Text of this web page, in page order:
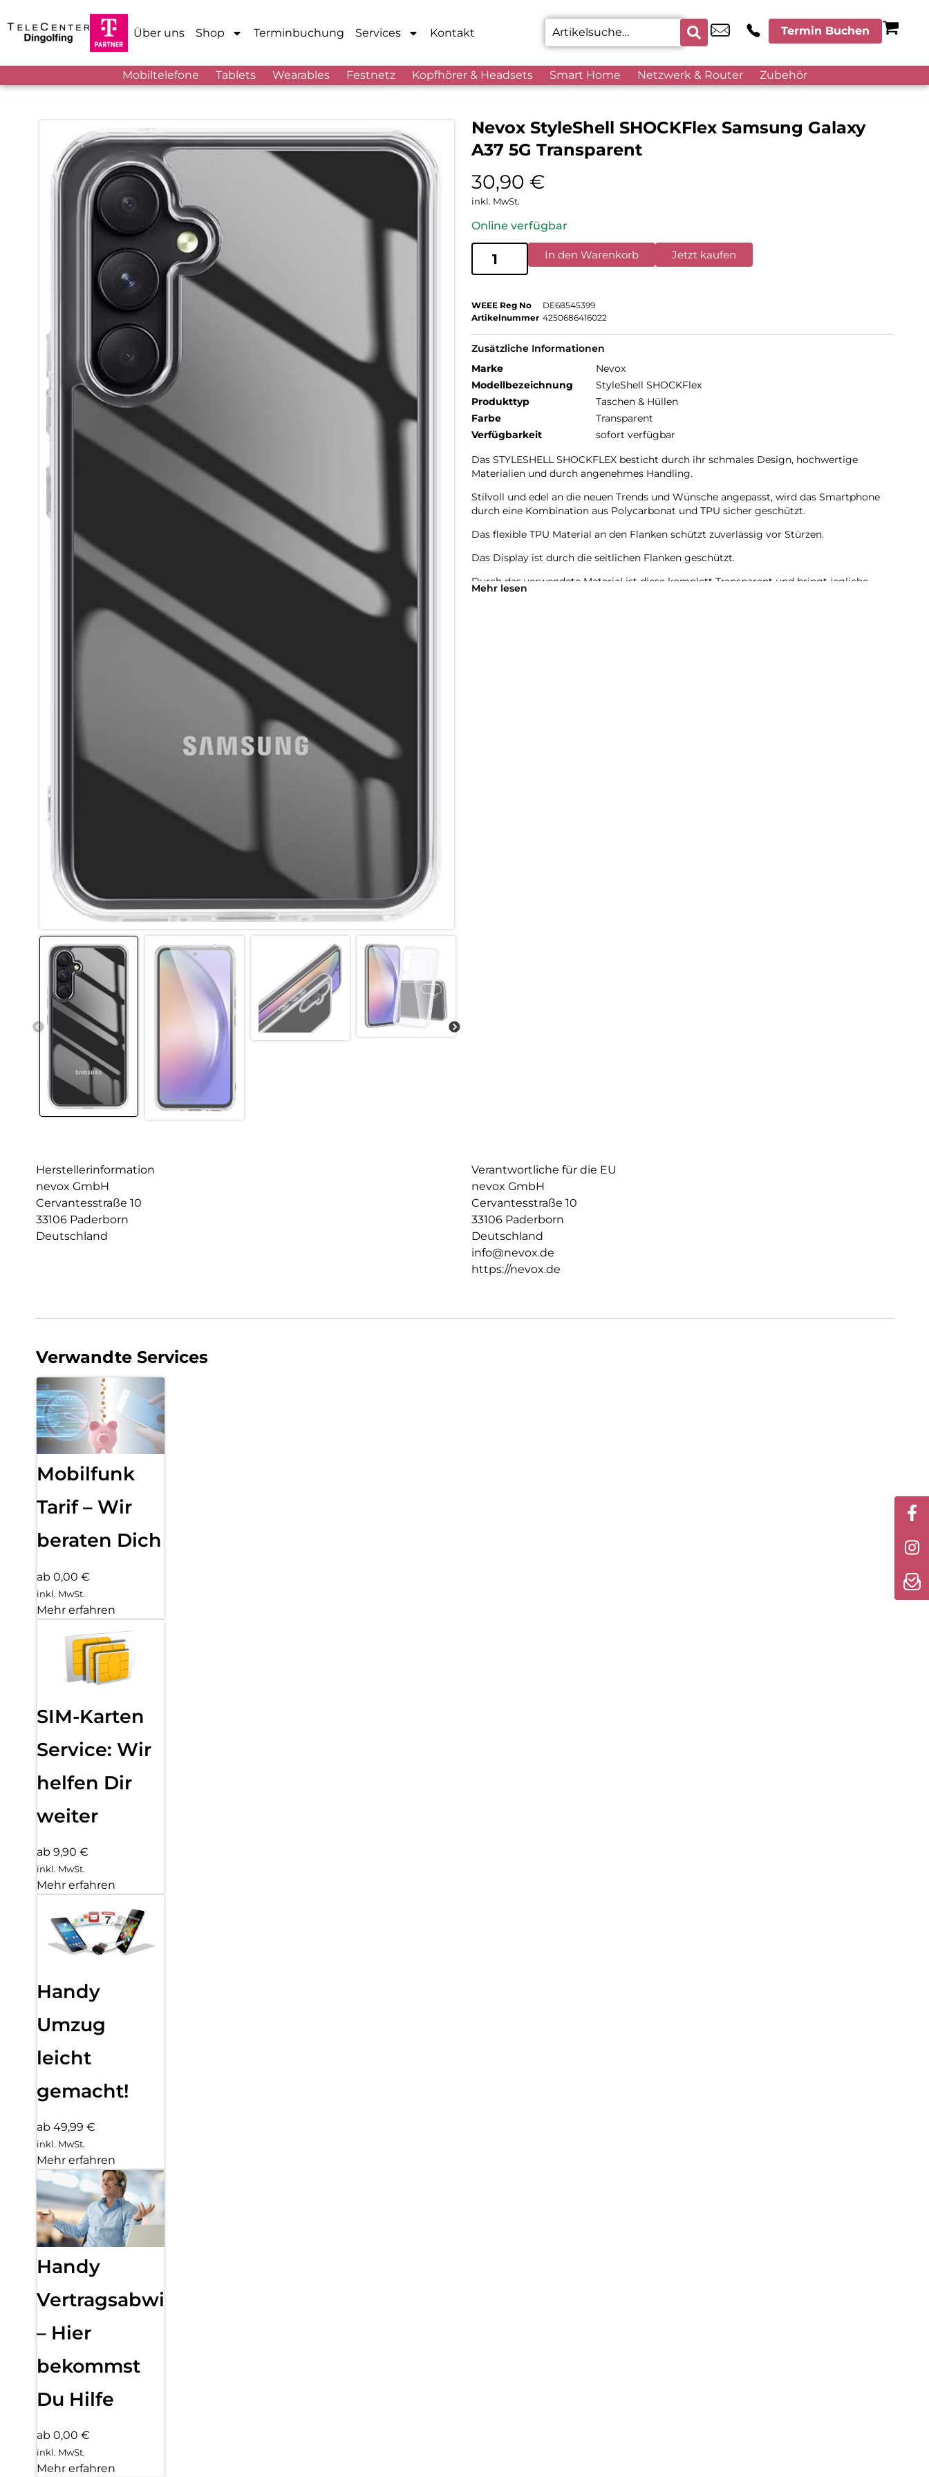
Über uns Shop Terminbuchung Services Kontakt Termin Buchen
Mobiltelefone Tablets Wearables Festnetz Kopfhörer & Headsets Smart Home Netzwerk & Router Zubehör
Nevox StyleShell SHOCKFlex Samsung Galaxy
A37 5G Transparent
30,90 €
inkl. MwSt.
Online verfügbar
In den Warenkorb Jetzt kaufen
WEEE Reg No
DE68545399
Artikelnummer 4250686416022
Zusätzliche Informationen
Marke
Nevox
Modellbezeichnung
StyleShell SHOCKFlex
Produkttyp
Taschen & Hüllen
Farbe
Transparent
Verfügbarkeit
sofort verfügbar
Das STYLESHELL SHOCKFLEX besticht durch ihr schmales Design, hochwertige
Materialien und durch angenehmes Handling.
Stilvoll und edel an die neuen Trends und Wünsche angepasst, wird das Smartphone
durch eine Kombination aus Polycarbonat und TPU sicher geschützt.
Das flexible TPU Material an den Flanken schützt zuverlässig vor Stürzen.
Das Display ist durch die seitlichen Flanken geschützt.
Durch das verwendete Material ist diese komplett Transparent und bringt jegliche
Farbe des Smartphones, passend zur Geltung.
Mehr lesen
Herstellerinformation
nevox GmbH
Cervantesstraße 10
33106 Paderborn
Deutschland
Verantwortliche für die EU
nevox GmbH
Cervantesstraße 10
33106 Paderborn
Deutschland
info@nevox.de
https://nevox.de
Verwandte Services
Mobilfunk
Tarif – Wir
beraten Dich
ab 0,00 €
inkl. MwSt.
Mehr erfahren
SIM-Karten
Service: Wir
helfen Dir
weiter
ab 9,90 €
inkl. MwSt.
Mehr erfahren
Handy
Umzug
leicht
gemacht!
ab 49,99 €
inkl. MwSt.
Mehr erfahren
Handy
Vertragsabwicklung
– Hier
bekommst
Du Hilfe
ab 0,00 €
inkl. MwSt.
Mehr erfahren